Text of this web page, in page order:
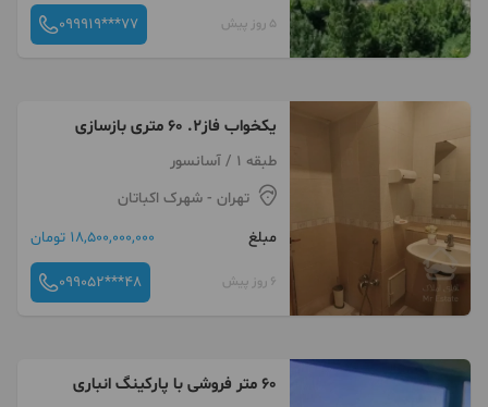
5 روز پیش 099919***77
یکخواب فاز۲. ۶۰ متری بازسازی
طبقه 1 / آسانسور
تهران - شهرک اکباتان
مبلغ
18,500,000,000 تومان
6 روز پیش 099052***48
60 متر فروشی با پارکینگ انباری